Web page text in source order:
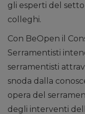
gli esperti del
colleghi.
Con BeOpen il
Serramentisti
serramentisti
snoda dalla
opera del
degli interventi